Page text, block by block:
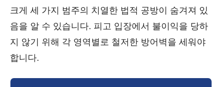
크게 세 가지 범주의 치열한 법적 공방이 숨겨져 있
음을 알 수 있습니다. 피고 입장에서 불이익을 당하
지 않기 위해 각 영역별로 철저한 방어벽을 세워야
합니다.